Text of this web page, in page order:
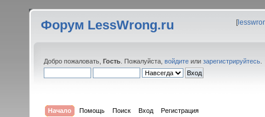
Форум LessWrong.ru [
Добро пожаловать, Гость . Пожалуйста, войдите или зарегистрируйтесь
Начало Помощь Поиск Вход Регистрация